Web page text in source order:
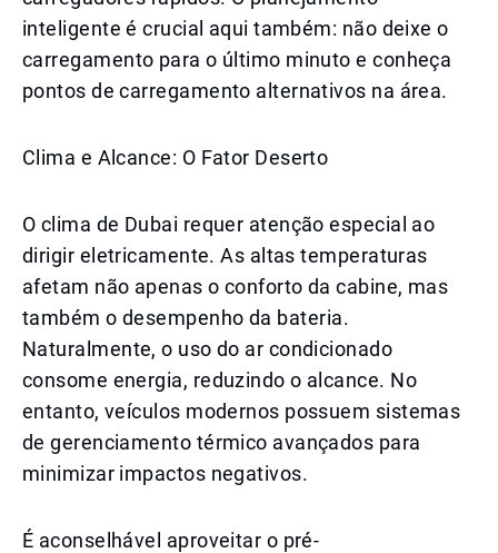
inteligente é crucial aqui também: não deixe o
carregamento para o último minuto e conheça
pontos de carregamento alternativos na área.
Clima e Alcance: O Fator Deserto
O clima de Dubai requer atenção especial ao
dirigir eletricamente. As altas temperaturas
afetam não apenas o conforto da cabine, mas
também o desempenho da bateria.
Naturalmente, o uso do ar condicionado
consome energia, reduzindo o alcance. No
entanto, veículos modernos possuem sistemas
de gerenciamento térmico avançados para
minimizar impactos negativos.
É aconselhável aproveitar o pré-